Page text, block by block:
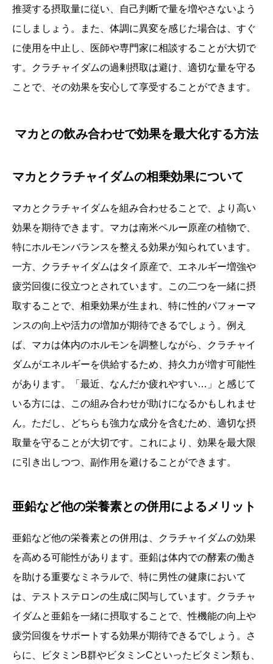
推奨する摂取量に従い、自己判断で量を増やさないよう
にしましょう。また、体調に異変を感じた場合は、すぐ
に使用を中止し、医師や専門家に相談することが大切で
す。クラチャイダムの過剰摂取は避け、適切な量を守る
ことで、その効果を安心して享受することができます。
マカとの飲み合わせで効果を最大化する方法
マカとクラチャイダムの相乗効果について
マカとクラチャイダムを組み合わせることで、より高い
効果を期待できます。マカは南米ペルー原産の植物で、
特にホルモンバランスを整える効果が知られています。
一方、クラチャイダムはタイ原産で、エネルギー増強や
疲労回復に役立つとされています。この二つを一緒に摂
取することで、相乗効果が生まれ、特に性的パフォーマ
ンスの向上や活力の増加が期待できるでしょう。例え
ば、マカは体内のホルモンを調整しながら、クラチャイ
ダムがエネルギーを供給するため、持久力が増す可能性
があります。「最近、なんだか疲れやすい…」と感じて
いる方には、この組み合わせが助けになるかもしれませ
ん。ただし、どちらも強力な成分を含むため、適切な摂
取量を守ることが大切です。これにより、効果を最大限
に引き出しつつ、副作用を避けることができます。
亜鉛など他の栄養素との併用によるメリット
亜鉛など他の栄養素との併用は、クラチャイダムの効果
を高める可能性があります。亜鉛は体内での酵素の働き
を助ける重要なミネラルで、特に男性の健康において
は、テストステロンの生成に関与しています。クラチャ
イダムと亜鉛を一緒に摂取することで、性機能の向上や
疲労回復をサポートする効果が期待できるでしょう。さ
らに、ビタミンB群やビタミンCといったビタミン類も、